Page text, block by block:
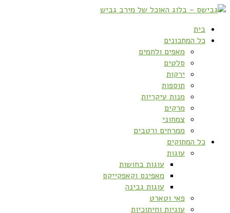
בית
כל המתכונים
מאפים ולחמים
סלטים
ירקות
תוספות
מנות עיקריות
מרקים
צמחוני
ממרחים ורטבים
כל המתוקים
עוגות
עוגות בחושות
מאפינס וקאפקייקס
עוגות גבינה
פאי וטארט
עוגיות וחיתוכיות